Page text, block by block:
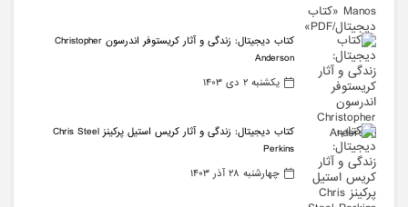
کتاب دیجیتال: زندگی و آثار کریستوفر اندرسون Christopher
Anderson
يکشنبه ۲ دی ۱۴۰۳
کتاب دیجیتال: زندگی و آثار کریس استیل پرکینز Chris Steel
Perkins
چهارشنبه ۲۸ آذر ۱۴۰۳